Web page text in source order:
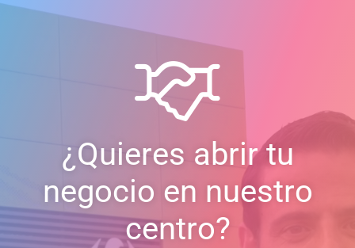
¿Quieres abrir tu
negocio en nuestro
centro?